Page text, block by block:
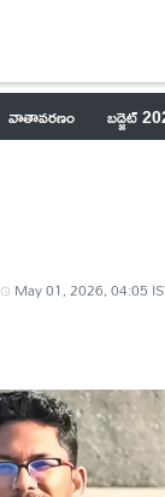
వాతావరణం బడ్జెట్
May 01, 2026, 04:05